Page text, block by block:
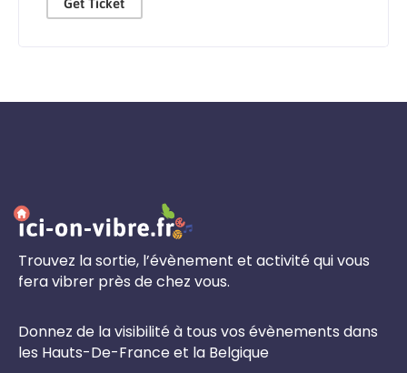
Get Ticket
Trouvez la sortie, l’évènement et activité qui vous
fera vibrer près de chez vous.
Donnez de la visibilité à tous vos évènements dans
les Hauts-De-France et la Belgique